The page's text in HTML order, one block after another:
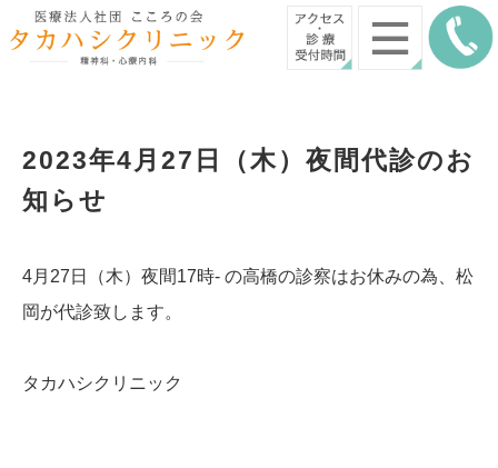
2023年4月27日（木）夜間代診のお
知らせ
4月27日（木）夜間17時- の高橋の診察はお休みの為、松
岡が代診致します。
タカハシクリニック